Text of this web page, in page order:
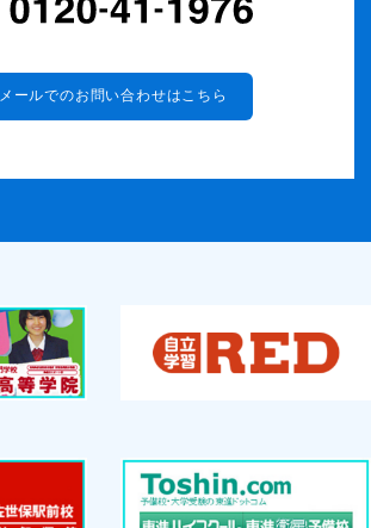
メールでのお問い合わせはこちら